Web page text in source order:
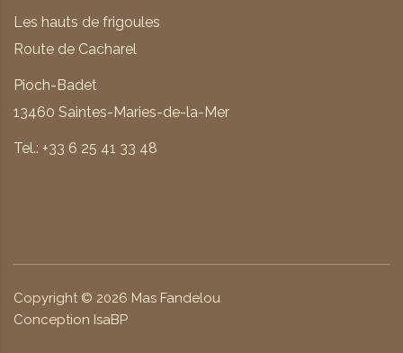
Les hauts de frigoules
Route de Cacharel
Pioch-Badet
13460 Saintes-Maries-de-la-Mer
Tel.: +33 6 25 41 33 48
Copyright © 2026 Mas Fandelou
Conception IsaBP